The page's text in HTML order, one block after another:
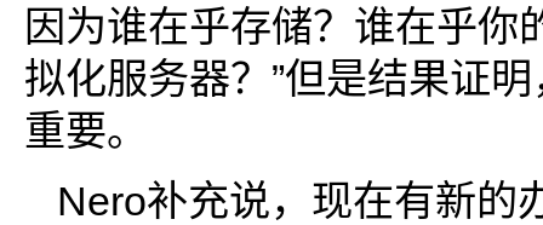
因为谁在乎存储？谁在乎你
拟化服务器？”但是结果证
重要。
Nero补充说，现在有新的